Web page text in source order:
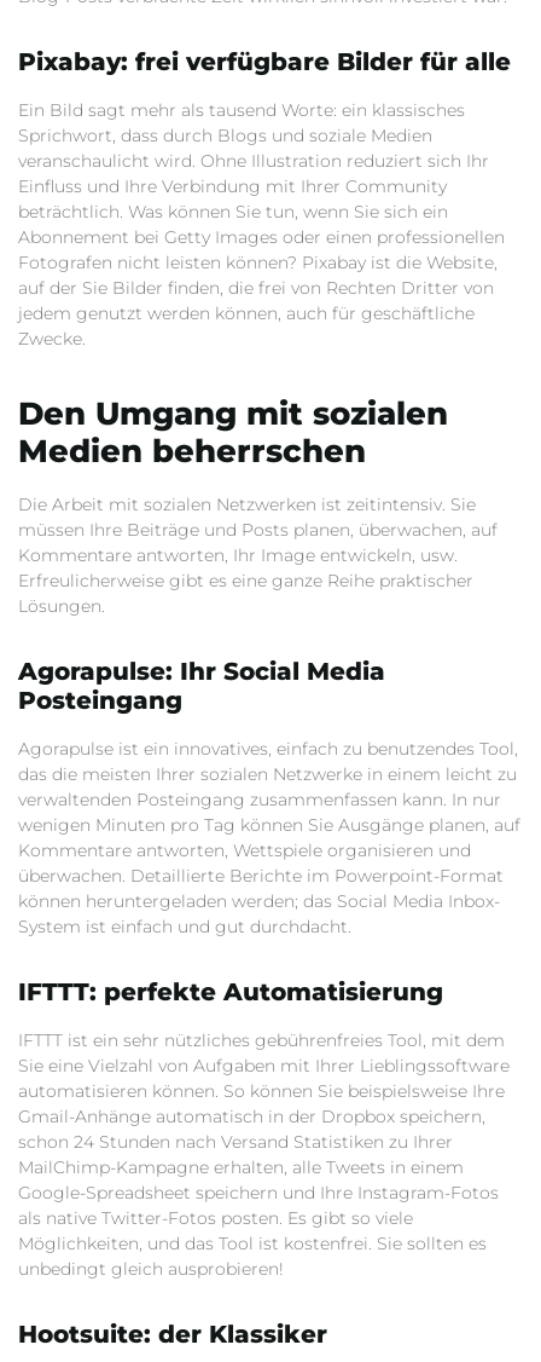
Pixabay: frei verfügbare Bilder für alle
Ein Bild sagt mehr als tausend Worte: ein klassisches
Sprichwort, dass durch Blogs und soziale Medien
veranschaulicht wird. Ohne Illustration reduziert sich Ihr
Einfluss und Ihre Verbindung mit Ihrer Community
beträchtlich. Was können Sie tun, wenn Sie sich ein
Abonnement bei Getty Images oder einen professionellen
Fotografen nicht leisten können? Pixabay ist die Website,
auf der Sie Bilder finden, die frei von Rechten Dritter von
jedem genutzt werden können, auch für geschäftliche
Zwecke.
Den Umgang mit sozialen
Medien beherrschen
Die Arbeit mit sozialen Netzwerken ist zeitintensiv. Sie
müssen Ihre Beiträge und Posts planen, überwachen, auf
Kommentare antworten, Ihr Image entwickeln, usw.
Erfreulicherweise gibt es eine ganze Reihe praktischer
Lösungen.
Agorapulse: Ihr Social Media
Posteingang
Agorapulse ist ein innovatives, einfach zu benutzendes Tool,
das die meisten Ihrer sozialen Netzwerke in einem leicht zu
verwaltenden Posteingang zusammenfassen kann. In nur
wenigen Minuten pro Tag können Sie Ausgänge planen, auf
Kommentare antworten, Wettspiele organisieren und
überwachen. Detaillierte Berichte im Powerpoint-Format
können heruntergeladen werden; das Social Media Inbox-
System ist einfach und gut durchdacht.
IFTTT: perfekte Automatisierung
IFTTT ist ein sehr nützliches gebührenfreies Tool, mit dem
Sie eine Vielzahl von Aufgaben mit Ihrer Lieblingssoftware
automatisieren können. So können Sie beispielsweise Ihre
Gmail-Anhänge automatisch in der Dropbox speichern,
schon 24 Stunden nach Versand Statistiken zu Ihrer
MailChimp-Kampagne erhalten, alle Tweets in einem
Google-Spreadsheet speichern und Ihre Instagram-Fotos
als native Twitter-Fotos posten. Es gibt so viele
Möglichkeiten, und das Tool ist kostenfrei. Sie sollten es
unbedingt gleich ausprobieren!
Hootsuite: der Klassiker